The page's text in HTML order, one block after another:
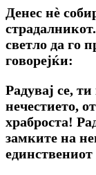
Денес нѐ
светло да го
говорејќи:
Радувај се, ти
нечестието,
храброста!
замките на